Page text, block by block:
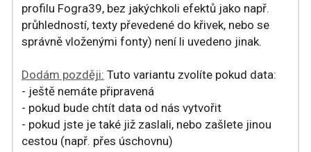
profilu Fogra39, bez jakýchkoli efektů jako např.
průhledností, texty převedené do křivek, nebo se
správně vloženými fonty) není li uvedeno jinak.
Dodám později: Tuto variantu zvolíte pokud data:
- ještě nemáte připravená
- pokud bude chtít data od nás vytvořit
- pokud jste je také již zaslali, nebo zašlete jinou
cestou (např. přes úschovnu)